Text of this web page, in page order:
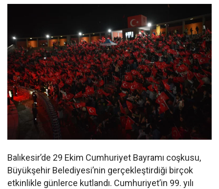
Balıkesir’de 29 Ekim Cumhuriyet Bayramı coşkusu,
Büyükşehir Belediyesi’nin gerçekleştirdiği birçok
etkinlikle günlerce kutlandı. Cumhuriyet’in 99. yılı